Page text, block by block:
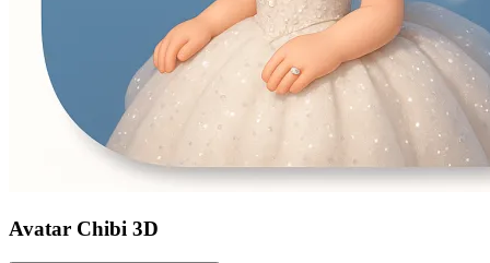
Avatar Chibi 3D